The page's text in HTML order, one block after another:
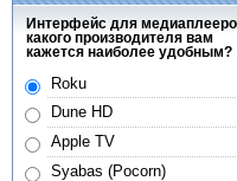
Интерфейс для
какого производителя вам
кажется наиболее удобным?
Roku
Dune HD
Apple TV
Syabas (Pocorn)